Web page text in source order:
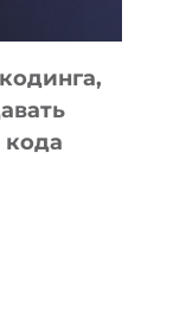
кода